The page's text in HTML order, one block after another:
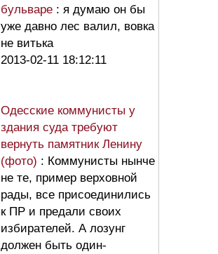
бульваре : я думаю он бы
уже давно лес валил, вовка
не витька
2013-02-11 18:12:11
Одесские коммунисты у
здания суда требуют
вернуть памятник Ленину
(фото) : Коммунисты нынче
не те, пример верховной
рады, все присоединились
к ПР и предали своих
избирателей. А лозунг
должен быть один-